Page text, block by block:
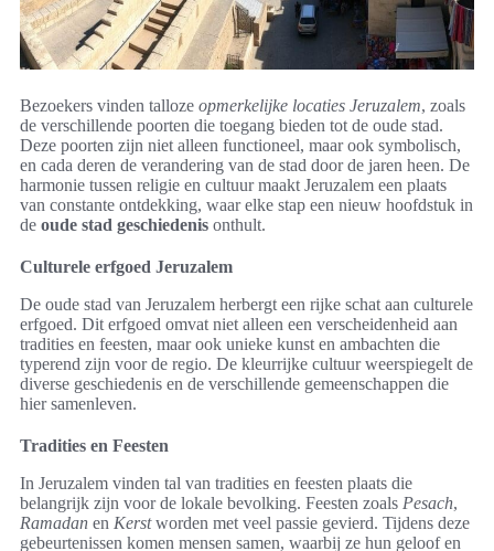
Bezoekers vinden talloze opmerkelijke locaties Jeruzalem, zoals
de verschillende poorten die toegang bieden tot de oude stad.
Deze poorten zijn niet alleen functioneel, maar ook symbolisch,
en cada deren de verandering van de stad door de jaren heen. De
harmonie tussen religie en cultuur maakt Jeruzalem een plaats
van constante ontdekking, waar elke stap een nieuw hoofdstuk in
de oude stad geschiedenis onthult.
Culturele erfgoed Jeruzalem
De oude stad van Jeruzalem herbergt een rijke schat aan culturele
erfgoed. Dit erfgoed omvat niet alleen een verscheidenheid aan
tradities en feesten, maar ook unieke kunst en ambachten die
typerend zijn voor de regio. De kleurrijke cultuur weerspiegelt de
diverse geschiedenis en de verschillende gemeenschappen die
hier samenleven.
Tradities en Feesten
In Jeruzalem vinden tal van tradities en feesten plaats die
belangrijk zijn voor de lokale bevolking. Feesten zoals Pesach,
Ramadan en Kerstworden met veel passie gevierd. Tijdens deze
gebeurtenissen komen mensen samen, waarbij ze hun geloof en